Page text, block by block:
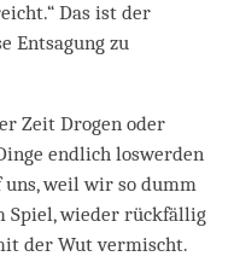
Das ist der
Entsagung zu
Zeit Drogen oder
endlich loswerden
weil wir so dumm
Spiel, wieder rückfällig
der Wut vermischt.